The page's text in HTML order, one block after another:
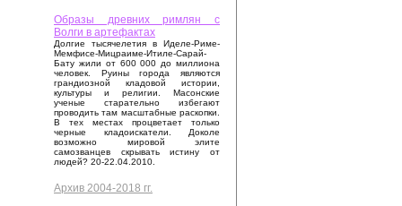
Образы древних римлян с
Волги в артефактах
Долгие тысячелетия в Иделе-Риме-
Мемфисе-Мицраиме-Итиле-Сарай-
Бату жили от 600 000 до миллиона
человек. Руины города являются
грандиозной кладовой истории,
культуры и религии. Масонские
ученые старательно избегают
проводить там масштабные раскопки.
В тех местах процветает только
черные кладоискатели. Доколе
возможно мировой элите
самозванцев скрывать истину от
людей? 20-22.04.2010.
Архив 2004-2018 гг.